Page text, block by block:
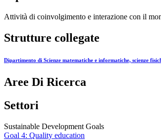
Attività di coinvolgimento e interazione con il
Strutture collegate
Dipartimento di Scienze matematiche e informatiche, scienze
Aree Di Ricerca
Settori
Sustainable Development Goals
Goal 4: Quality education